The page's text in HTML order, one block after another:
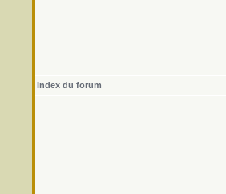
Index du forum